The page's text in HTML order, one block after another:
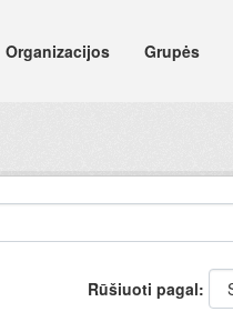
Organizacijos Grupės
Rūšiuoti pagal